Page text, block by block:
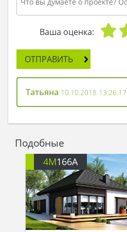
Ваша оценка:
ОТПРАВИТЬ
Татьяна 10.10.2018 13:26:17
Подобные
4M166A